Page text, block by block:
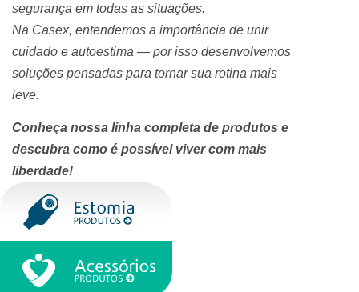
segurança em todas as situações.
Na Casex, entendemos a importância de unir
cuidado e autoestima — por isso desenvolvemos
soluções pensadas para tornar sua rotina mais
leve.
Conheça nossa linha completa de produtos e
descubra como é possível viver com mais
liberdade!